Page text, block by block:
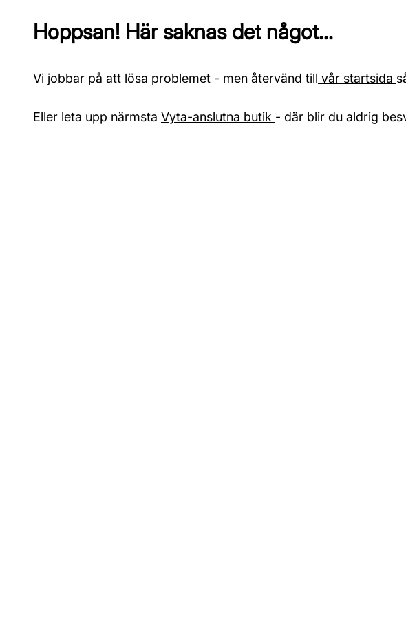
Hoppsan! Här saknas det något...
Vi jobbar på att lösa problemet - men återvänd till vår startsida
Eller leta upp närmsta Vyta-anslutna butik - där blir du aldrig